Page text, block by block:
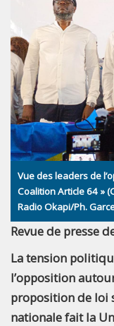
Vue des leaders de
Coalition Article 64 »
Radio Okapi/Ph.
Revue de presse
La tension
l’opposition
proposition de loi
nationale fait la